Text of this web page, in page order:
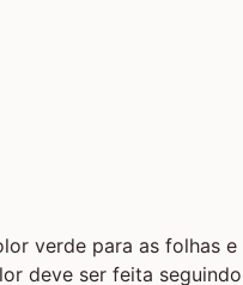
verde para as folhas e
deve ser feita